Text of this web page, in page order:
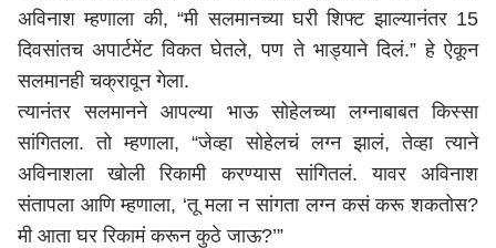
अविनाश म्हणाला की, “मी सलमानच्या घरी शिफ्ट झाल्यानंतर 15
दिवसांतच अपार्टमेंट विकत घेतले, पण ते भाड्याने दिलं.” हे ऐकून
सलमानही चक्रावून गेला.
त्यानंतर सलमानने आपल्या भाऊ सोहेलच्या लग्नाबाबत किस्सा
सांगितला. तो म्हणाला, “जेव्हा सोहेलचं लग्न झालं, तेव्हा त्याने
अविनाशला खोली रिकामी करण्यास सांगितलं. यावर अविनाश
संतापला आणि म्हणाला, ‘तू मला न सांगता लग्न कसं करू शकतोस?
मी आता घर रिकामं करून कुठे जाऊ?’”